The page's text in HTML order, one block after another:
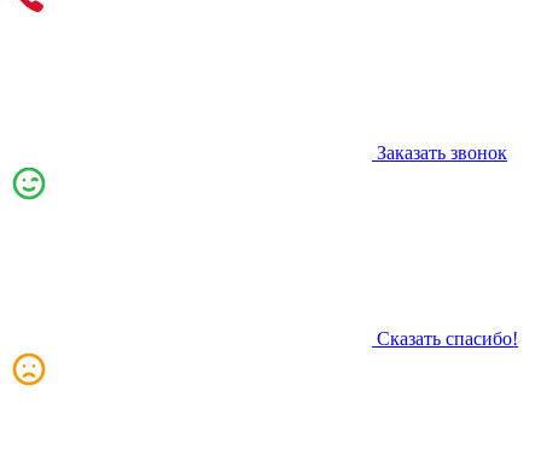
Заказать звонок
Сказать спасибо!